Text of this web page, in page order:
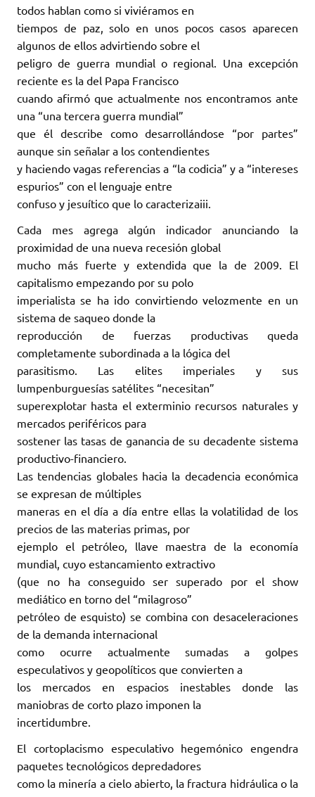
todos hablan como si viviéramos en
tiempos de paz, solo en unos pocos casos aparecen
algunos de ellos advirtiendo sobre el
peligro de guerra mundial o regional. Una excepción
reciente es la del Papa Francisco
cuando afirmó que actualmente nos encontramos ante
una “una tercera guerra mundial”
que él describe como desarrollándose “por partes”
aunque sin señalar a los contendientes
y haciendo vagas referencias a “la codicia” y a “intereses
espurios” con el lenguaje entre
confuso y jesuítico que lo caracterizaiii.
Cada mes agrega algún indicador anunciando la
proximidad de una nueva recesión global
mucho más fuerte y extendida que la de 2009. El
capitalismo empezando por su polo
imperialista se ha ido convirtiendo velozmente en un
sistema de saqueo donde la
reproducción de fuerzas productivas queda
completamente subordinada a la lógica del
parasitismo. Las elites imperiales y sus
lumpenburguesías satélites “necesitan”
superexplotar hasta el exterminio recursos naturales y
mercados periféricos para
sostener las tasas de ganancia de su decadente sistema
productivo-financiero.
Las tendencias globales hacia la decadencia económica
se expresan de múltiples
maneras en el día a día entre ellas la volatilidad de los
precios de las materias primas, por
ejemplo el petróleo, llave maestra de la economía
mundial, cuyo estancamiento extractivo
(que no ha conseguido ser superado por el show
mediático en torno del “milagroso”
petróleo de esquisto) se combina con desaceleraciones
de la demanda internacional
como ocurre actualmente sumadas a golpes
especulativos y geopolíticos que convierten a
los mercados en espacios inestables donde las
maniobras de corto plazo imponen la
incertidumbre.
El cortoplacismo especulativo hegemónico engendra
paquetes tecnológicos depredadores
como la minería a cielo abierto, la fractura hidráulica o la